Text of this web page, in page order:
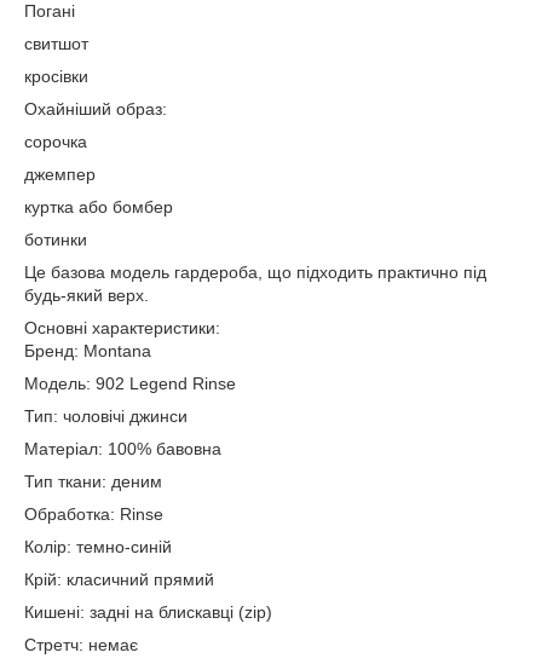
Погані
свитшот
кросівки
Охайніший образ:
сорочка
джемпер
куртка або бомбер
ботинки
Це базова модель гардероба, що підходить практично під
будь-який верх.
Основні характеристики:
Бренд: Montana
Модель: 902 Legend Rinse
Тип: чоловічі джинси
Матеріал: 100% бавовна
Тип ткани: деним
Обработка: Rinse
Колір: темно-синій
Крій: класичний прямий
Кишені: задні на блискавці (zip)
Стретч: немає